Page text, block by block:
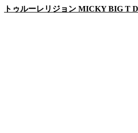
トゥルーレリジョン MICKY BIG T